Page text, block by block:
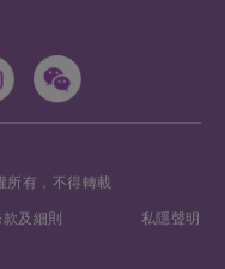
有，不得轉載
及細則 私隱聲明